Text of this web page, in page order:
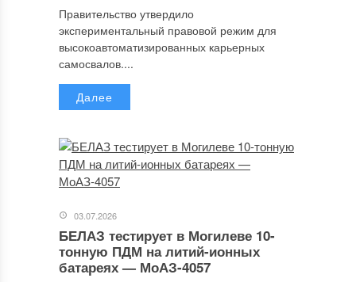
Правительство утвердило
экспериментальный правовой режим для
высокоавтоматизированных карьерных
самосвалов....
Далее
03.07.2026
БЕЛАЗ тестирует в Могилеве 10-
тонную ПДМ на литий-ионных
батареях — МоАЗ-4057